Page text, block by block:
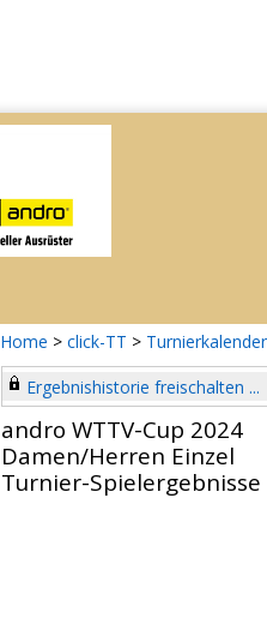
Home > click-TT > Turnierkalender
Ergebnishistorie freischalten ...
andro WTTV-Cup 2024
Damen/Herren Einzel
Turnier-Spielergebnisse